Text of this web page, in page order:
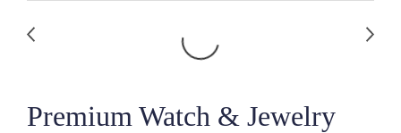
Premium Watch & Jewelry